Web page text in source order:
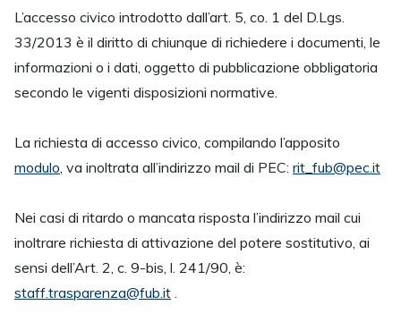
L’accesso civico introdotto dall’art. 5, co. 1 del D.Lgs.
33/2013 è il diritto di chiunque di richiedere i documenti, le
informazioni o i dati, oggetto di pubblicazione obbligatoria
secondo le vigenti disposizioni normative.
La richiesta di accesso civico, compilando l’apposito
modulo , va inoltrata all’indirizzo mail di PEC: rit_fub@pec.it
Nei casi di ritardo o mancata risposta l’indirizzo mail cui
inoltrare richiesta di attivazione del potere sostitutivo, ai
sensi dell’Art. 2, c. 9-bis, l. 241/90, è:
staff.trasparenza@fub.it